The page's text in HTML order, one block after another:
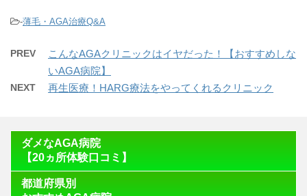
-薄毛・AGA治療Q&A
PREV
こんなAGAクリニックはイヤだった！【おすすめしな
いAGA病院】
NEXT 再生医療！HARG療法をやってくれるクリニック
ダメなAGA病院
【20ヵ所体験口コミ】
都道府県別